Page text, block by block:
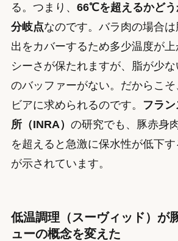
る。つまり、 66℃を超えるかど
分岐点なのです。バラ肉の場合
出をカバーするため多少温度が
シーさが保たれますが、脂が少な
のバッファーがない。だからこ
ビアに求められるのです。
フラ
所（INRA） の研究でも、豚赤身
を超えると急激に保水性が低下
が示されています。
低温調理（スーヴィッド）が
ューの概念を変えた